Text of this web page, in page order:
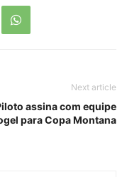
Next article
assina com equipe
para Copa Montana